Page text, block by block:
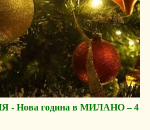
- Нова година в МИЛАНО – 4